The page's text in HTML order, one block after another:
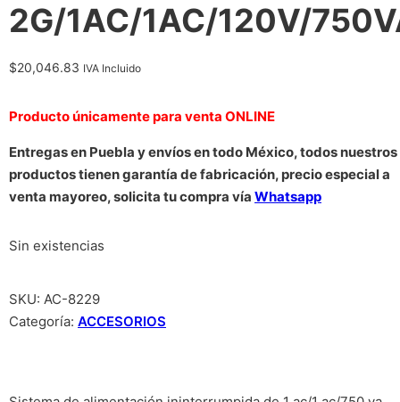
2G/1AC/1AC/120V/
$20,046.83 IVA Incluido
Producto únicamente para venta ONLINE
Entregas en Puebla y envíos en todo México, todos nuestros
productos tienen garantía de fabricación, precio especial a
venta mayoreo, solicita tu compra vía Whatsapp
Sin existencias
SKU: AC-8229
Categoría: ACCESORIOS